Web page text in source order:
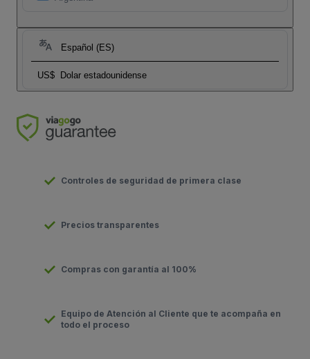
Español (ES)
US$ Dolar estadounidense
Controles de seguridad de primera clase
Precios transparentes
Compras con garantía al 100%
Equipo de Atención al Cliente que te acompaña en
todo el proceso